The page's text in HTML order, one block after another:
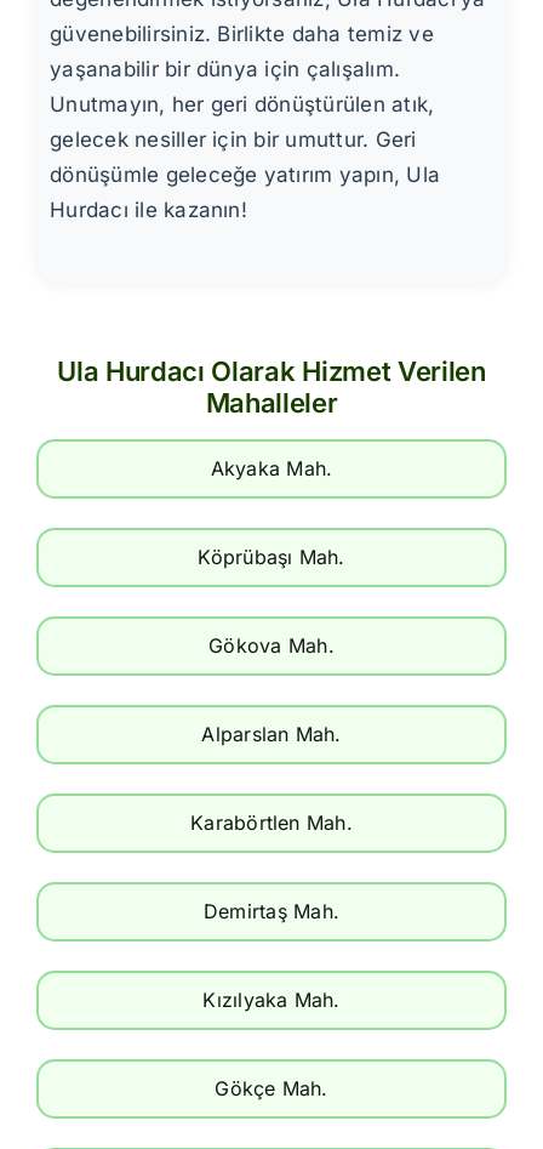
güvenebilirsiniz. Birlikte daha temiz ve
yaşanabilir bir dünya için çalışalım.
Unutmayın, her geri dönüştürülen atık,
gelecek nesiller için bir umuttur. Geri
dönüşümle geleceğe yatırım yapın, Ula
Hurdacı ile kazanın!
Ula Hurdacı Olarak Hizmet Verilen
Mahalleler
Akyaka Mah.
Köprübaşı Mah.
Gökova Mah.
Alparslan Mah.
Karabörtlen Mah.
Demirtaş Mah.
Kızılyaka Mah.
Gökçe Mah.